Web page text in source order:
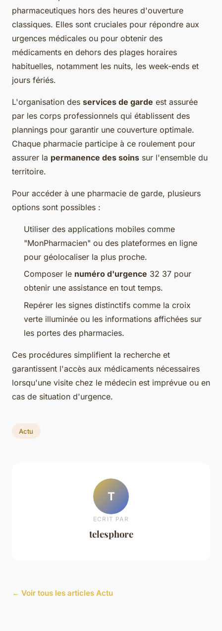
pharmaceutiques hors des heures d'ouverture
classiques. Elles sont cruciales pour répondre aux
urgences médicales ou pour obtenir des
médicaments en dehors des plages horaires
habituelles, notamment les nuits, les week-ends et
jours fériés.
L'organisation des services de garde est assurée
par les corps professionnels qui établissent des
plannings pour garantir une couverture optimale.
Chaque pharmacie participe à ce roulement pour
assurer la permanence des soins sur l'ensemble du
territoire.
Pour accéder à une pharmacie de garde, plusieurs
options sont possibles :
Utiliser des applications mobiles comme
"MonPharmacien" ou des plateformes en ligne
pour géolocaliser la plus proche.
Composer le numéro d'urgence 32 37 pour
obtenir une assistance en tout temps.
Repérer les signes distinctifs comme la croix
verte illuminée ou les informations affichées sur
les portes des pharmacies.
Ces procédures simplifient la recherche et
garantissent l'accès aux médicaments nécessaires
lorsqu'une visite chez le médecin est imprévue ou en
cas de situation d'urgence.
Actu
T
ECRIT PAR
telesphore
← Voir tous les articles Actu